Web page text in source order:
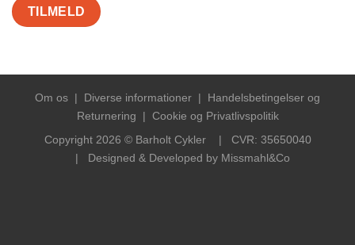
Om os | Diverse informationer | Handelsbetingelser og
Returnering | Cookie og Privatlivspolitik
Copyright 2026 © Barholt Cykler | CVR: 35650040
| Designed & Developed by Missmahl&Co